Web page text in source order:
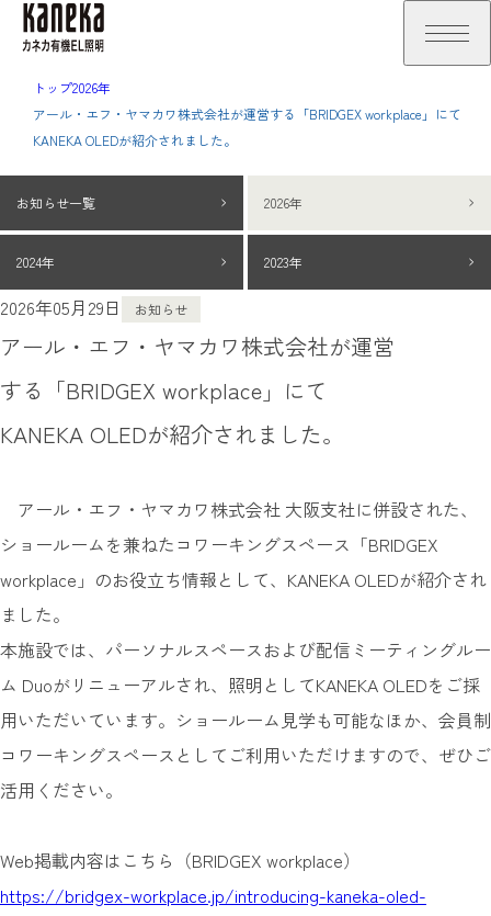
トップ2026年
アール・エフ・ヤマカワ株式会社が運営する「BRIDGEX workplace」にて
KANEKA OLEDが紹介されました。
お知らせ一覧 2026年
2024年 2023年
2026年05月29日 お知らせ
アール・エフ・ヤマカワ株式会社が運営
する「BRIDGEX workplace」にて
KANEKA OLEDが紹介されました。
アール・エフ・ヤマカワ株式会社 大阪支社に併設された、
ショールームを兼ねたコワーキングスペース「BRIDGEX
workplace」のお役立ち情報として、KANEKA OLEDが紹介され
ました。
本施設では、パーソナルスペースおよび配信ミーティングルー
ム Duoがリニューアルされ、照明としてKANEKA OLEDをご採
用いただいています。ショールーム見学も可能なほか、会員制
コワーキングスペースとしてご利用いただけますので、ぜひご
活用ください。
Web掲載内容はこちら（BRIDGEX workplace）
https://bridgex-workplace.jp/introducing-kaneka-oled-